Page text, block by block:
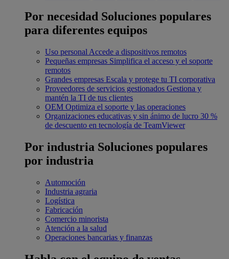
Por necesidad Soluciones populares
para diferentes equipos
Uso personal Accede a dispositivos remotos
Pequeñas empresas Simplifica el acceso y el soporte
remotos
Grandes empresas Escala y protege tu TI corporativa
Proveedores de servicios gestionados Gestiona y
mantén la TI de tus clientes
OEM Optimiza el soporte y las operaciones
Organizaciones educativas y sin ánimo de lucro 30 %
de descuento en tecnología de TeamViewer
Por industria Soluciones populares
por industria
Automoción
Industria agraria
Logística
Fabricación
Comercio minorista
Atención a la salud
Operaciones bancarias y finanzas